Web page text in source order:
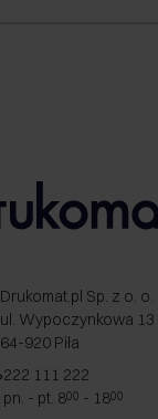
Drukomat.pl Sp. z o. o.
ul. Wypoczynkowa 13
64-920 Piła
222 111 222
pn. - pt. 800 - 1800